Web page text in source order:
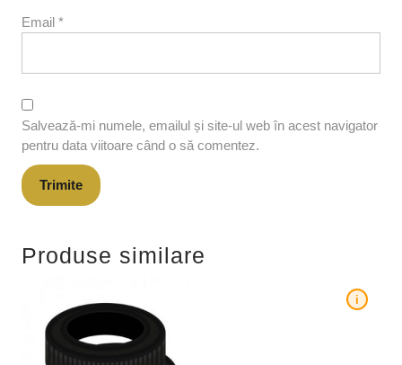
Email *
Salvează-mi numele, emailul și site-ul web în acest navigator
pentru data viitoare când o să comentez.
Produse similare
i